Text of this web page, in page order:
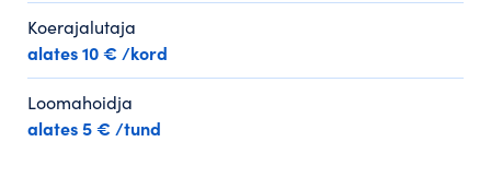
Koerajalutaja
alates 10 € /kord
Loomahoidja
alates 5 € /tund